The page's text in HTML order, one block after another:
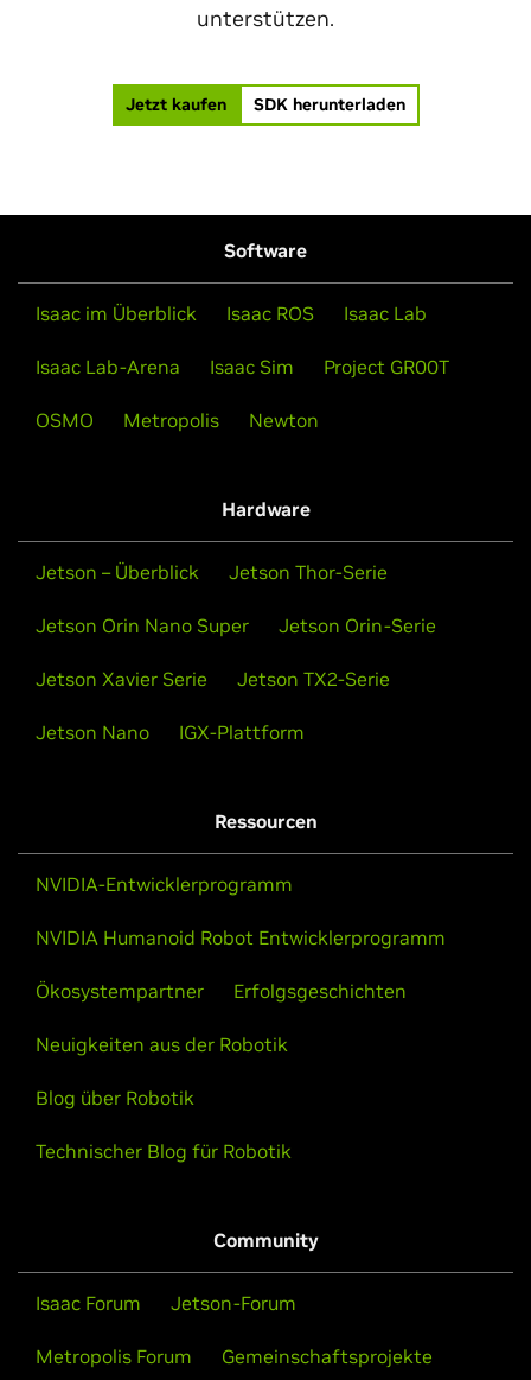
unterstützen.
Jetzt kaufen SDK herunterladen
Software
Isaac im Überblick Isaac ROS Isaac Lab
Isaac Lab-Arena Isaac Sim Project GR00T
OSMO Metropolis Newton
Hardware
Jetson – Überblick Jetson Thor-Serie
Jetson Orin Nano Super Jetson Orin-Serie
Jetson Xavier Serie Jetson TX2-Serie
Jetson Nano IGX-Plattform
Ressourcen
NVIDIA-Entwicklerprogramm
NVIDIA Humanoid Robot Entwicklerprogramm
Ökosystempartner Erfolgsgeschichten
Neuigkeiten aus der Robotik
Blog über Robotik
Technischer Blog für Robotik
Community
Isaac Forum Jetson-Forum
Metropolis Forum Gemeinschaftsprojekte